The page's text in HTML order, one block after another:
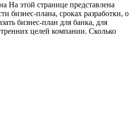
На этой странице представлена
бизнес-плана, сроках разработки, о
бизнес-план для банка, для
целей компании. Сколько